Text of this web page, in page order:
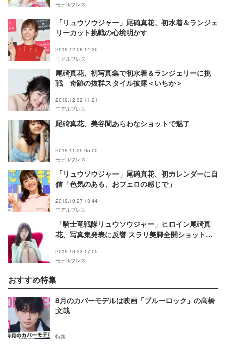
モデルプレス
「リュウソウジャー」尾碕真花、初水着＆ランジェ
リーカット挑戦の心境明かす
2019.12.08 14:30
モデルプレス
尾碕真花、初写真集で初水着＆ランジェリーに挑
戦 奇跡の抜群スタイル披露＜いちか＞
2019.12.02 11:21
モデルプレス
尾碕真花、美谷間あらわなショットで魅了
2019.11.25 05:00
モデルプレス
「リュウソウジャー」尾碕真花、初カレンダーに自
信「色気のある、おフェロの感じで」
2019.10.27 13:44
モデルプレス
「騎士竜戦隊リュウソウジャー」ヒロイン尾碕真
花、写真集発表に反響 スラリ美脚全開ショット披
2019.10.23 17:05
モデルプレス
おすすめ特集
8月のカバーモデルは映画「ブルーロック」の高橋
文哉
特集